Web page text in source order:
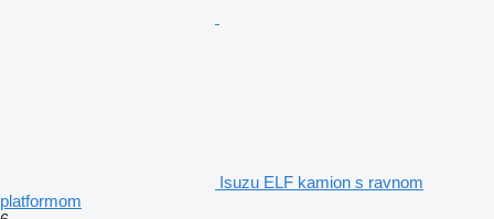
Isuzu ELF kamion s ravnom
platformom